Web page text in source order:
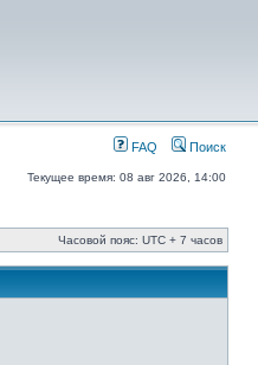
FAQ Поиск
Текущее время: 08 авг 2026, 14:00
Часовой пояс: UTC + 7 часов